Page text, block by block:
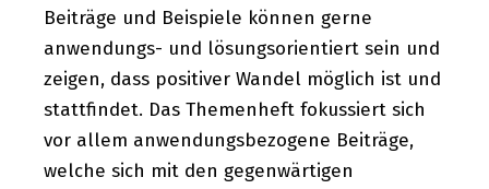
Beiträge und Beispiele können gerne
anwendungs- und lösungsorientiert sein und
zeigen, dass positiver Wandel möglich ist und
stattfindet. Das Themenheft fokussiert sich
vor allem anwendungsbezogene Beiträge,
welche sich mit den gegenwärtigen